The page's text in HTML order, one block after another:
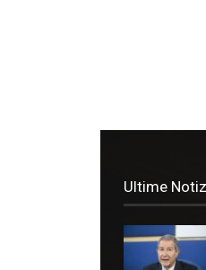
Ultime